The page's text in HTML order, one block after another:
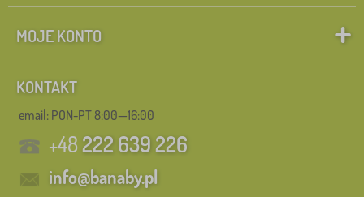
MOJE KONTO
KONTAKT
email: PON-PT 8:00—16:00
+48222 639 226
info@banaby.pl